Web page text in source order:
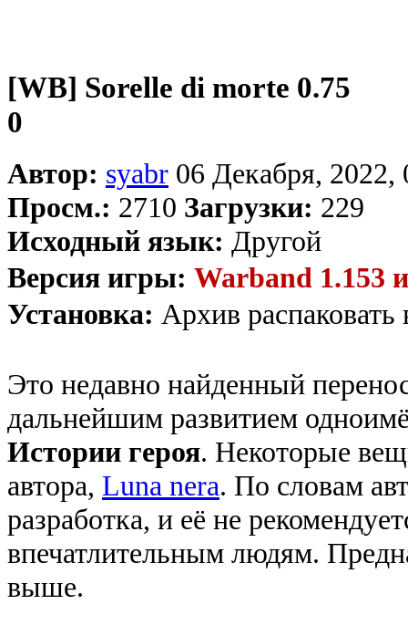
[WB] Sorelle di morte 0.75
0
Автор: syabr 06 Декабря, 2022,
Просм.: 2710 Загрузки: 229
Исходный язык: Другой
Версия игры: Warband 1.153
Установка: Архив
Это недавно найденный
дальнейшим развитием
Истории героя. Некоторые
автора, Luna nera. По словам
разработка, и её не
впечатлительным людям.
выше.